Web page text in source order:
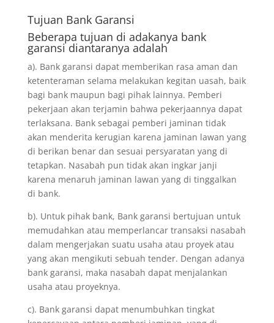
Tujuan Bank Garansi
Beberapa tujuan di adakanya bank
garansi diantaranya adalah
a). Bank garansi dapat memberikan rasa aman dan
ketenteraman selama melakukan kegitan uasah, baik
bagi bank maupun bagi pihak lainnya. Pemberi
pekerjaan akan terjamin bahwa pekerjaannya dapat
terlaksana. Bank sebagai pemberi jaminan tidak
akan menderita kerugian karena jaminan lawan yang
di berikan benar dan sesuai persyaratan yang di
tetapkan. Nasabah pun tidak akan ingkar janji
karena menaruh jaminan lawan yang di tinggalkan
di bank.
b). Untuk pihak bank, Bank garansi bertujuan untuk
memudahkan atau memperlancar transaksi nasabah
dalam mengerjakan suatu usaha atau proyek atau
yang akan mengikuti sebuah tender. Dengan adanya
bank garansi, maka nasabah dapat menjalankan
usaha atau proyeknya.
c). Bank garansi dapat menumbuhkan tingkat